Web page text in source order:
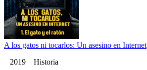
A los gatos ni tocarlos: Un asesino en Internet
2019 Historia